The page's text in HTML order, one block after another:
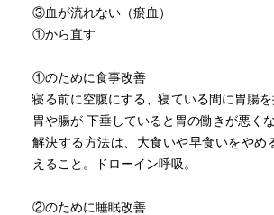
足を温める
「三陰交」「血海」を押して血流の泉がわ
わかりやすい文章で、普段簡単に出来るア
出来る事から習慣化していき、元気で幸
③血が流れない（瘀血）
①から直す
①のために食事改善
寝る前に空腹にする、寝ている間に胃腸を
胃や腸が 下垂していると胃の働きが悪くな
解決する方法は、大食いや早食いをやめ
えること。ドローイン呼吸。
②のために睡眠改善